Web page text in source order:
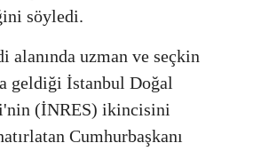
söyledi.
alanında uzman ve seçkin
geldiği İstanbul Doğal
(İNRES) ikincisini
Cumhurbaşkanı